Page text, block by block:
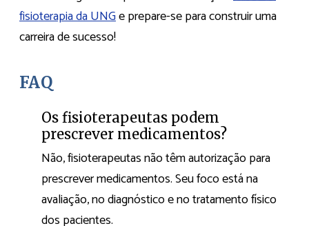
fisioterapia da UNGe prepare-se para construir uma
carreira de sucesso!
FAQ
Os fisioterapeutas podem
prescrever medicamentos?
Não, fisioterapeutas não têm autorização para
prescrever medicamentos. Seu foco está na
avaliação, no diagnóstico e no tratamento físico
dos pacientes.